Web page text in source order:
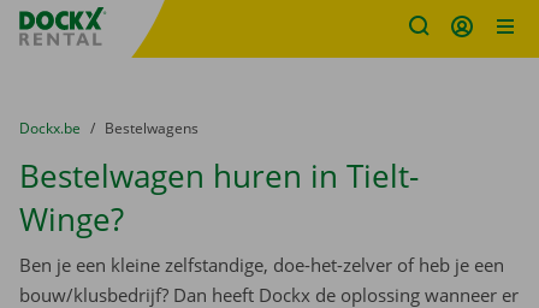
Fratello DEMO
U bevindt zich hier:
van
Dockx.be naar
Bestelwagens
Bestelwagen huren in Tielt-
Winge?
Ben je een kleine zelfstandige, doe-het-zelver of heb je een
bouw/klusbedrijf? Dan heeft Dockx de oplossing wanneer er